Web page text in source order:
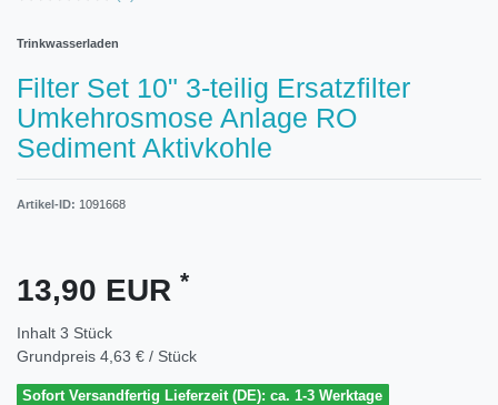
Trinkwasserladen
Filter Set 10" 3-teilig Ersatzfilter
Umkehrosmose Anlage RO
Sediment Aktivkohle
Artikel-ID: 1091668
13,90 EUR *
Inhalt 3 Stück
Grundpreis 4,63 € / Stück
Sofort Versandfertig Lieferzeit (DE): ca. 1-3 Werktage